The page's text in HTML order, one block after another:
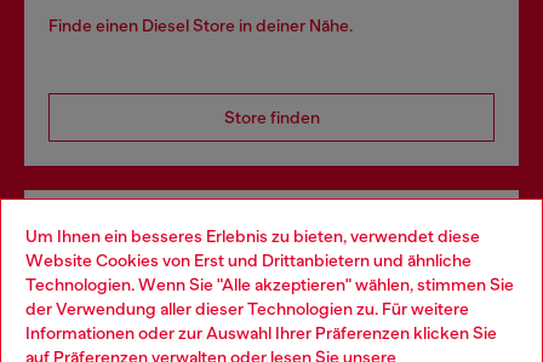
Um Ihnen ein besseres Erlebnis zu bieten, verwendet diese
Website Cookies von Erst und Drittanbietern und ähnliche
Technologien. Wenn Sie "Alle akzeptieren" wählen, stimmen Sie
der Verwendung aller dieser Technologien zu. Für weitere
Informationen oder zur Auswahl Ihrer Präferenzen klicken Sie
auf Präferenzen verwaltenoder lesen Sie unsere
Finde einen Diesel Store in deiner Nähe.
Store finden
Omnichannel-Services
Entdecke unser gesamtes Service-Angebot, online und
im Store.
Choose your location